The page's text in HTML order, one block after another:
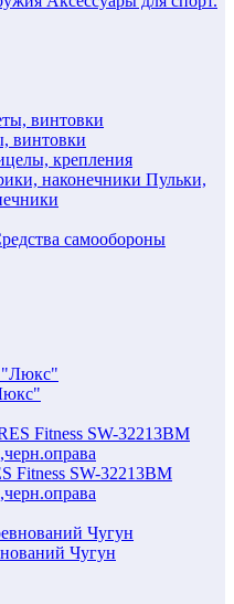
винтовки
крепления
Пульки,
самообороны
Fitness SW-32213BM
Чугун